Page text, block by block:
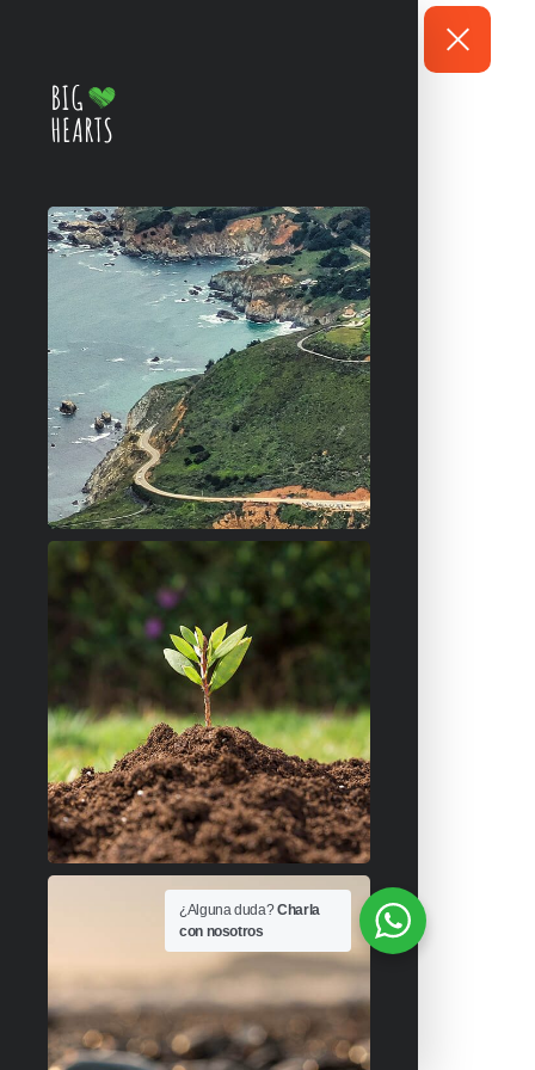
¿Alguna duda?Charla
con nosotros